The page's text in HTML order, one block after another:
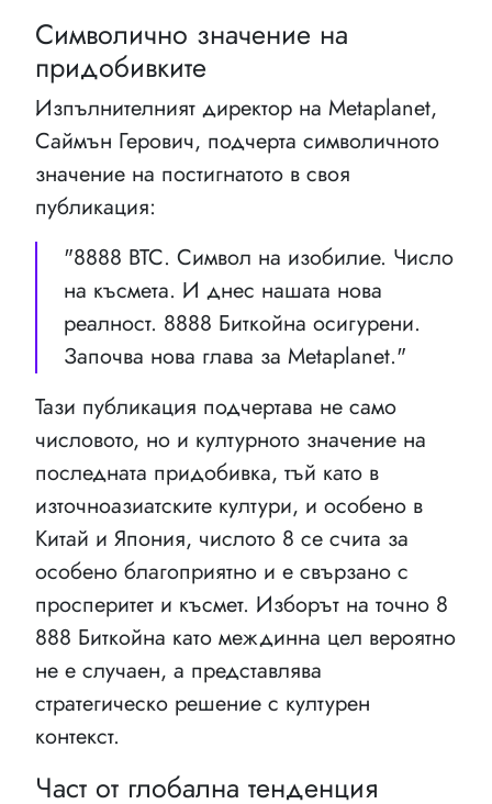
Символично значение на
придобивките
Изпълнителният директор на Metaplanet,
Саймън Герович, подчерта символичното
значение на постигнатото в своя
публикация:
"8888 BTC. Символ на изобилие. Число
на късмета. И днес нашата нова
реалност. 8888 Биткойна осигурени.
Започва нова глава за Metaplanet."
Тази публикация подчертава не само
числовото, но и културното значение на
последната придобивка, тъй като в
източноазиатските култури, и особено в
Китай и Япония, числото 8 се счита за
особено благоприятно и е свързано с
просперитет и късмет. Изборът на точно 8
888 Биткойна като междинна цел вероятно
не е случаен, а представлява
стратегическо решение с културен
контекст.
Част от глобална тенденция